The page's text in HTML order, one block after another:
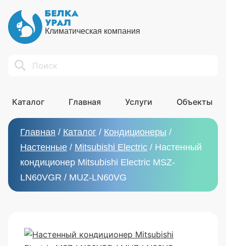
Климатическая компания
Search
Каталог Главная Услуги Объекты
Главная / Каталог / Кондиционеры /
Настенные / Mitsubishi Electric / Настенный
кондиционер Mitsubishi Electric MSZ-
LN60VGR / MUZ-LN60VG